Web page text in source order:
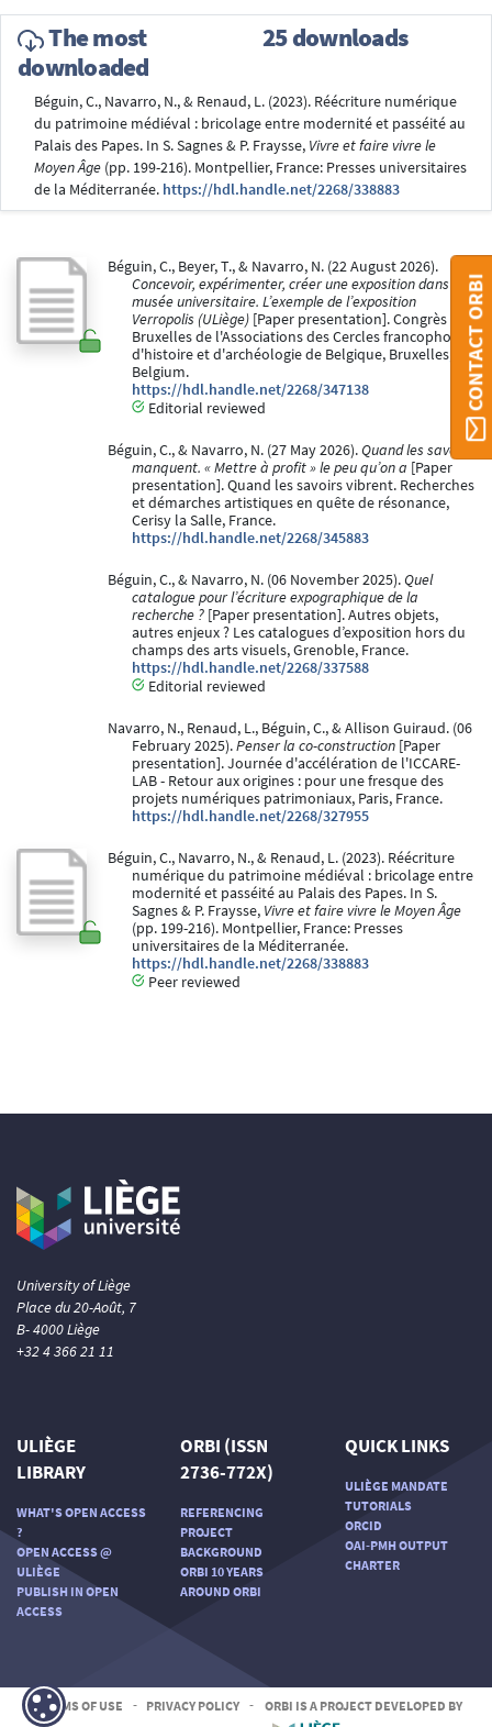
The most
downloaded
25 downloads
Béguin, C., Navarro, N., & Renaud, L. (2023). Réécriture numérique
du patrimoine médiéval : bricolage entre modernité et passéité au
Palais des Papes. In S. Sagnes & P. Fraysse, Vivre et faire vivre le
Moyen Âge (pp. 199-216). Montpellier, France: Presses universitaires
de la Méditerranée. https://hdl.handle.net/2268/338883
Béguin, C., Beyer, T., & Navarro, N. (22 August 2026).
Concevoir, expérimenter, créer une exposition dans un
musée universitaire. L’exemple de l’exposition
Verropolis (ULiège) [Paper presentation]. Congrès de
Bruxelles de l'Associations des Cercles francophones
d'histoire et d'archéologie de Belgique, Bruxelles,
Belgium.
https://hdl.handle.net/2268/347138
Editorial reviewed
Béguin, C., & Navarro, N. (27 May 2026).Quand les savoirs
manquent. « Mettre à profit » le peu qu’on a [Paper
presentation]. Quand les savoirs vibrent. Recherches
et démarches artistiques en quête de résonance,
Cerisy la Salle, France.
https://hdl.handle.net/2268/345883
Béguin, C., & Navarro, N. (06 November 2025).Quel
catalogue pour l’écriture expographique de la
recherche ? [Paper presentation]. Autres objets,
autres enjeux ? Les catalogues d’exposition hors du
champs des arts visuels, Grenoble, France.
https://hdl.handle.net/2268/337588
Editorial reviewed
Navarro, N., Renaud, L., Béguin, C., & Allison Guiraud. (06
February 2025).Penser la co-construction [Paper
presentation]. Journée d'accélération de l'ICCARE-
LAB - Retour aux origines : pour une fresque des
projets numériques patrimoniaux, Paris, France.
https://hdl.handle.net/2268/327955
Béguin, C., Navarro, N., & Renaud, L. (2023). Réécriture
numérique du patrimoine médiéval : bricolage entre
modernité et passéité au Palais des Papes. In S.
Sagnes & P. Fraysse, Vivre et faire vivre le Moyen Âge
(pp. 199-216). Montpellier, France: Presses
universitaires de la Méditerranée.
https://hdl.handle.net/2268/338883
Peer reviewed
CONTACT ORBI
University of Liège
Place du 20-Août, 7
B- 4000 Liège
+32 4 366 21 11
ULIÈGE
LIBRARY
WHAT'S OPEN ACCESS
?
OPEN ACCESS @
ULIÈGE
PUBLISH IN OPEN
ACCESS
ORBI (ISSN
2736-772X)
REFERENCING
PROJECT
BACKGROUND
ORBI 10 YEARS
AROUND ORBI
QUICK LINKS
ULIÈGE MANDATE
TUTORIALS
ORCID
OAI-PMH OUTPUT
CHARTER
TERMS OF USE - PRIVACY POLICY -
ORBI IS A PROJECT DEVELOPED BY